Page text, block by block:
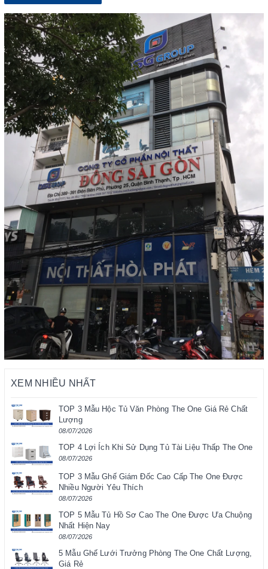
XEM NHIỀU NHẤT
TOP 3 Mẫu Hộc Tủ Văn Phòng The One Giá Rẻ Chất
Lượng
08/07/2026
TOP 4 Lợi Ích Khi Sử Dụng Tủ Tài Liệu Thấp The One
08/07/2026
TOP 3 Mẫu Ghế Giám Đốc Cao Cấp The One Được
Nhiều Người Yêu Thích
08/07/2026
TOP 5 Mẫu Tủ Hồ Sơ Cao The One Được Ưa Chuộng
Nhất Hiện Nay
08/07/2026
5 Mẫu Ghế Lưới Trưởng Phòng The One Chất Lượng,
Giá Rẻ